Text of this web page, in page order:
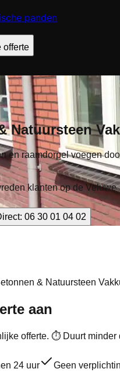
panden
offerte
Natuursteen
en raamdorpel voegen
klanten op de Veluwe
06 30 01 04 02
& Natuursteen
aan
offerte. ⏱ Duurt minder
24 uur
Geen